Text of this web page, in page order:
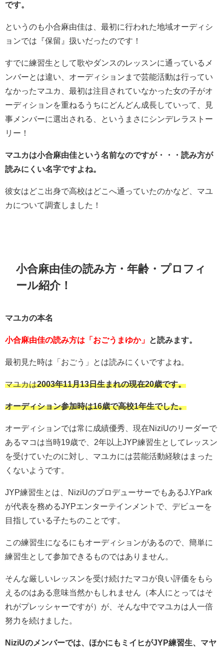
です。
というのも小合麻由佳は、最初に行われた地域オーディシ
ョンでは『保留』扱いだったのです！
すでに練習生として歌やダンスのレッスンに通っているメ
ンバーとは違い、オーディションまで芸能活動は行ってい
なかったマユカ、最初は注目されていなかった女の子がオ
ーディションを重ねるうちにどんどん成長していって、見
事メンバーに選出される、というまさにシンデレラストー
リー！
マユカは小合麻由佳という名前なのですが・・・読み方が
読みにくい名字ですよね。
彼女はどこ出身で高校はどこへ通っていたのかなど、マユ
カについて調査しました！
小合麻由佳の読み方・年齢・プロフィ
ール紹介！
マユカの本名
小合麻由佳の読み方は「おごうまゆか」 と読みます。
最初見た時は「おごう」とは読みにくいですよね。
マユカは2003年11月13日生まれの現在20歳です。
オーディション参加時は16歳で高校1年生でした。
オーディションでは常に成績優秀、現在NiziUのリーダーで
あるマコは当時19歳で、2年以上JYP練習生としてレッスン
を受けていたのに対し、マユカには芸能活動経験はまった
くないようです。
JYP練習生とは、NiziUのプロデューサーでもあるJ.YPark
が代表を務めるJYPエンターテインメントで、デビューを
目指している子たちのことです。
この練習生になるにもオーディションがあるので、簡単に
練習生として参加できるものではありません。
そんな厳しいレッスンを受け続けたマコが良い評価をもら
えるのはある意味当然かもしれません（本人にとってはそ
れがプレッシャーですが）が、そんな中でマユカは人一倍
努力を続けました。
NiziUのメンバーでは、ほかにもミイヒがJYP練習生、マヤ